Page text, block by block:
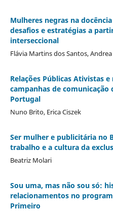
Mulheres negras na
desafios e estratégias a
interseccional
Flávia Martins dos Santos,
Relações Públicas Ativistas
campanhas de comunicação
Portugal
Nuno Brito, Erica Ciszek
Ser mulher e publicitária no
trabalho e a cultura da
Beatriz Molari
Sou uma, mas não sou só:
relacionamentos no
Primeiro